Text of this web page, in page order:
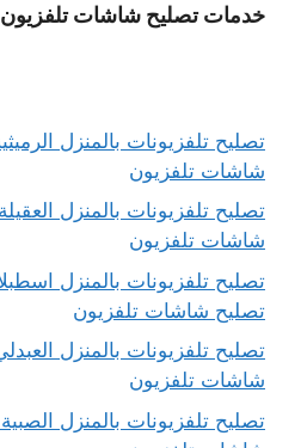
خدمات تصليح شاشات تلفزيون
شاشات تلفزيون
شاشات تلفزيون
تصليح شاشات تلفزيون
شاشات تلفزيون